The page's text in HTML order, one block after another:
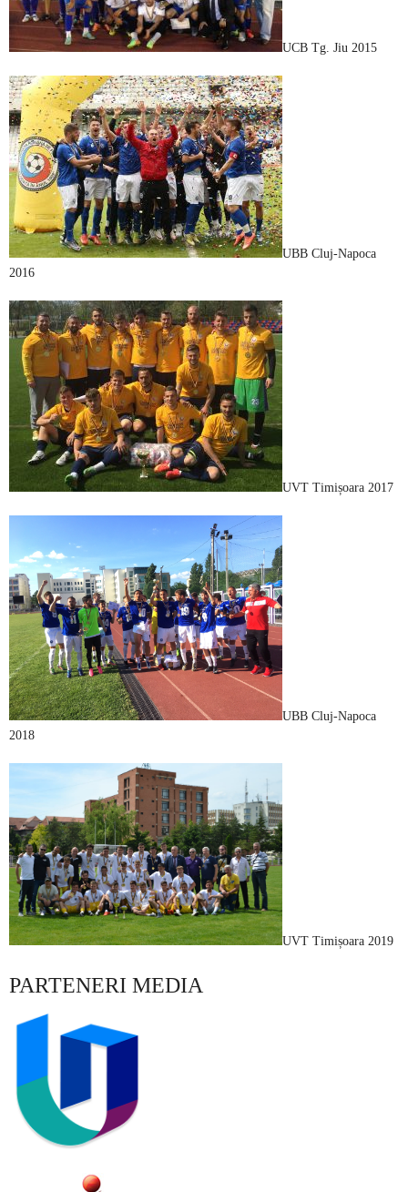
UCB Tg. Jiu 2015
UBB Cluj-Napoca
2016
UVT Timișoara 2017
UBB Cluj-Napoca
2018
UVT Timișoara 2019
PARTENERI MEDIA